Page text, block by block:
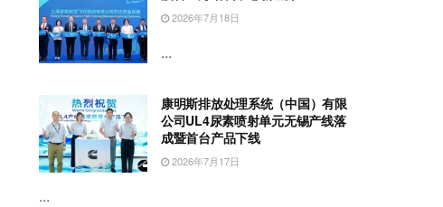
2026年7月18日
...
康明斯排放处理系统（中国）有限
公司UL4尿素喷射单元无锡产线落
成暨首台产品下线
2026年7月17日
...